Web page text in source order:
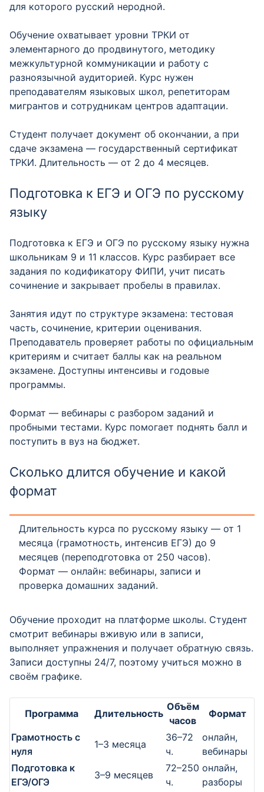
для которого русский неродной.
Обучение охватывает уровни ТРКИ от
элементарного до продвинутого, методику
межкультурной коммуникации и работу с
разноязычной аудиторией. Курс нужен
преподавателям языковых школ, репетиторам
мигрантов и сотрудникам центров адаптации.
Студент получает документ об окончании, а при
сдаче экзамена — государственный сертификат
ТРКИ. Длительность — от 2 до 4 месяцев.
Подготовка к ЕГЭ и ОГЭ по русскому
языку
Подготовка к ЕГЭ и ОГЭ по русскому языку нужна
школьникам 9 и 11 классов. Курс разбирает все
задания по кодификатору ФИПИ, учит писать
сочинение и закрывает пробелы в правилах.
Занятия идут по структуре экзамена: тестовая
часть, сочинение, критерии оценивания.
Преподаватель проверяет работы по официальным
критериям и считает баллы как на реальном
экзамене. Доступны интенсивы и годовые
программы.
Формат — вебинары с разбором заданий и
пробными тестами. Курс помогает поднять балл и
поступить в вуз на бюджет.
Сколько длится обучение и какой
формат
Длительность курса по русскому языку — от 1
месяца (грамотность, интенсив ЕГЭ) до 9
месяцев (переподготовка от 250 часов).
Формат — онлайн: вебинары, записи и
проверка домашних заданий.
Обучение проходит на платформе школы. Студент
смотрит вебинары вживую или в записи,
выполняет упражнения и получает обратную связь.
Записи доступны 24/7, поэтому учиться можно в
своём графике.
Программа Длительность
Объём
часов
Формат
Грамотность с
нуля
1–3 месяца
36–72
ч.
онлайн,
вебинары
Подготовка к
ЕГЭ/ОГЭ
3–9 месяцев
72–250
ч.
онлайн,
разборы